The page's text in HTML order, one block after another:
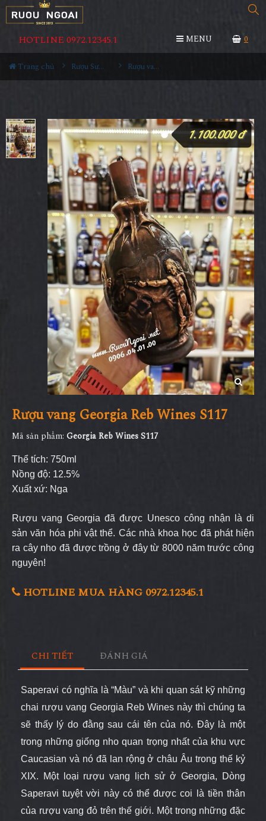
0
HOTLINE 0972.12345.1 MENU
Trang chủ Rượu Sưu Tầm - Nga Rượu vang Georgia Reb Wines S117
Rượu vang Georgia Reb Wines S117
Mã sản phẩm: Georgia Reb Wines S117
Thể tích: 750ml
Nồng độ: 12.5%
Xuất xứ: Nga
Rượu vang Georgia đã được Unesco công nhận là di
sản văn hóa phi vật thể. Các nhà khoa học đã phát hiện
ra cây nho đã được trồng ở đây từ 8000 năm trước công
nguyên!
HOTLINE MUA HÀNG 0972.12345.1
CHI TIẾT ĐÁNH GIÁ
Saperavi có nghĩa là “Màu” và khi quan sát kỹ những
chai rượu vang Georgia Reb Wines này thì chúng ta
sẽ thấy lý do đằng sau cái tên của nó. Đây là một
trong những giống nho quan trọng nhất của khu vực
Caucasian và nó đã lan rộng ở châu Âu trong thế kỷ
XIX. Một loại rượu vang lịch sử ở Georgia, Dòng
Saperavi tuyệt vời này có thể được coi là tiền thân
của rượu vang đỏ trên thế giới. Một trong những đặc